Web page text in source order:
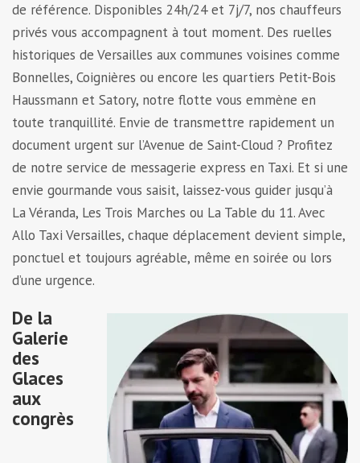
de référence. Disponibles 24h/24 et 7j/7, nos chauffeurs
privés vous accompagnent à tout moment. Des ruelles
historiques de Versailles aux communes voisines comme
Bonnelles, Coignières ou encore les quartiers Petit-Bois
Haussmann et Satory, notre flotte vous emmène en
toute tranquillité. Envie de transmettre rapidement un
document urgent sur l’Avenue de Saint-Cloud ? Profitez
de notre service de messagerie express en Taxi. Et si une
envie gourmande vous saisit, laissez-vous guider jusqu’à
La Véranda, Les Trois Marches ou La Table du 11. Avec
Allo Taxi Versailles, chaque déplacement devient simple,
ponctuel et toujours agréable, même en soirée ou lors
d’une urgence.
De la
Galerie
des
Glaces
aux
congrès